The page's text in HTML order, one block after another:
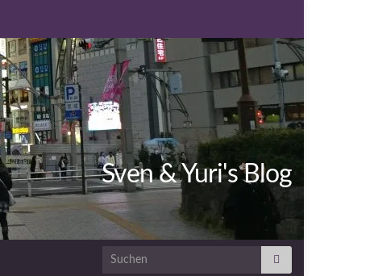
Sven & Yuri's Blog
Search for: